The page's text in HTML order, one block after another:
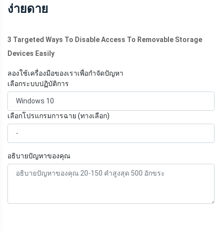
ง่ายดาย
3 Targeted Ways To Disable Access To Removable Storage
Devices Easily
ลองใช้เครื่องมือของเราเพื่อกำจัดปัญหา
เลือกระบบปฏิบัติการ
เลือกโปรแกรมการฉาย (ทางเลือก)
อธิบายปัญหาของคุณ